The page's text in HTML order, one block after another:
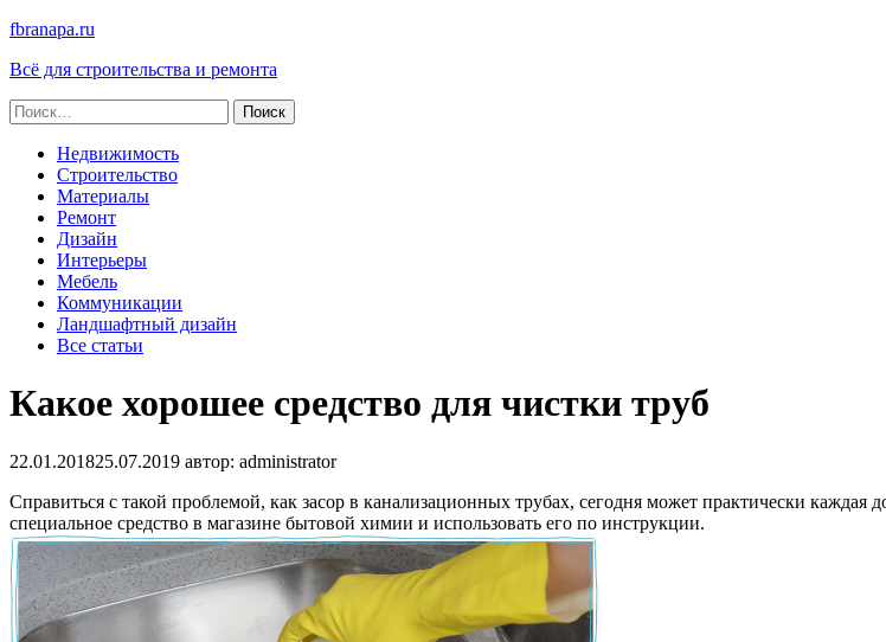
fbranapa.ru
Всё для строительства и ремонта
Найти:
Недвижимость
Строительство
Материалы
Ремонт
Дизайн
Интерьеры
Мебель
Коммуникации
Ландшафтный дизайн
Все статьи
Какое хорошее средство для чистки труб
22.01.201825.07.2019 автор: administrator
Справиться с такой проблемой, как засор в канализационных трубах, сегодня может практически
специальное средство в магазине бытовой химии и использовать его по инструкции.